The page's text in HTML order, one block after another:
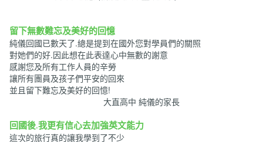
留下無數難忘及美好的回憶
純儀回國已數天了.總是提到在國外您對學員們的關照
對她們的好.因此想在此表達心中無數的謝意
感謝您及所有工作人員的辛勞
讓所有團員及孩子們平安的回來
並且留下難忘及美好的回憶!
大直高中 純儀的家長
回國後.我更有信心去加強英文能力
這次的旅行真的讓我學到了不少